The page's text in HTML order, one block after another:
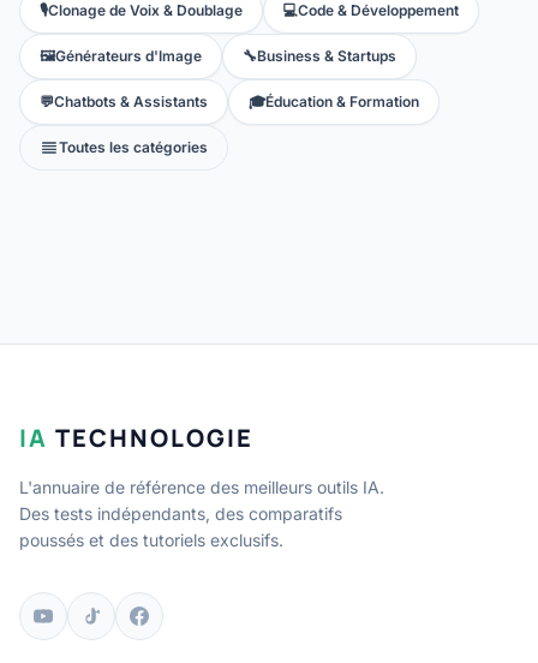
🎙️Clonage de Voix & Doublage 💻Code & Développement
🖼️Générateurs d'Image 🔧Business & Startups
💬Chatbots & Assistants 🎓Éducation & Formation
Toutes les catégories
IA TECHNOLOGIE
L'annuaire de référence des meilleurs outils IA.
Des tests indépendants, des comparatifs
poussés et des tutoriels exclusifs.